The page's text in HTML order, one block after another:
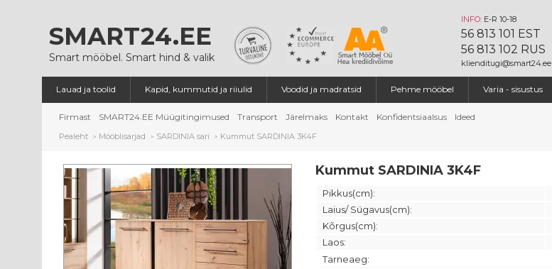
SMART24.EE
Smart mööbel. Smart hind & valik
INFO:E-R 10-18
56 813 101 EST
56 813 102 RUS
klienditugi@smart24.ee
Lauad ja toolid Kapid, kummutid ja riiulid Voodid ja madratsid Pehme mööbel Varia - sisustus
Firmast SMART24.EE Müügitingimused Transport Järelmaks Kontakt Konfidentsiaalsus Ideed
Pealeht > Mööblisarjad > SARDINIA sari > Kummut SARDINIA 3K4F
Kummut SARDINIA 3K4F
Pikkus(cm):
Laius/ Sügavus(cm):
Kõrgus(cm):
Laos:
Tarneaeg: